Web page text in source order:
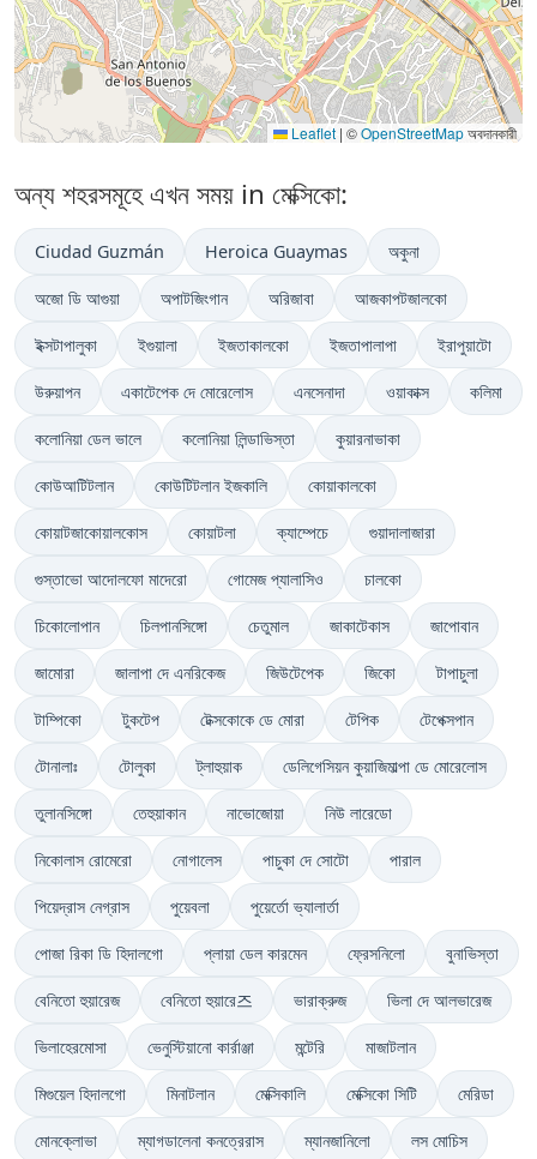
Leaflet | ©OpenStreetMapঅবদানকারী
অন্য শহরসমূহে এখন সময় in মেক্সিকো:
Ciudad Guzmán Heroica Guaymas অকুনা
অজো ডি আগুয়া অপাটজিংগান অরিজাবা আজকাপটজালকো
ইক্সটাপালুকা ইগুয়ালা ইজতাকালকো ইজতাপালাপা ইরাপুয়াটো
উরুয়াপন একাটেপেক দে মোরেলোস এনসেনাদা ওয়াকাক্স কলিমা
কলোনিয়া ডেল ভালে কলোনিয়া লিন্ডাভিস্তা কুয়ারনাভাকা
কোউআটিটলান কোউটিটলান ইজকালি কোয়াকালকো
কোয়াটজাকোয়ালকোস কোয়াটলা ক্যাম্পেচে গুয়াদালাজারা
গুস্তাভো আদোলফো মাদেরো গোমেজ প্যালাসিও চালকো
চিকোলোপান চিলপানসিঙ্গো চেতুমাল জাকাটেকাস জাপোবান
জামোরা জালাপা দে এনরিকেজ জিউটেপেক জিকো টাপাচুলা
টাম্পিকো টুকটেপ টেক্সকোকে ডে মোরা টেপিক টেপেক্সপান
টোনালাঃ টোলুকা ট্লাহুয়াক ডেলিগেসিয়ন কুয়াজিমাল্পা ডে মোরেলোস
তুলানসিঙ্গো তেহুয়াকান নাভোজোয়া নিউ লারেডো
নিকোলাস রোমেরো নোগালেস পাচুকা দে সোটো পারাল
পিয়েদ্রাস নেগ্রাস পুয়েবলা পুয়ের্তো ভ্যালার্তা
পোজা রিকা ডি হিদালগো প্লায়া ডেল কারমেন ফ্রেসনিলো বুনাভিস্তা
বেনিতো হুয়ারেজ বেনিতো হুয়ারে즈 ভারাক্রুজ ভিলা দে আলভারেজ
ভিলাহেরমোসা ভেনুস্টিয়ানো কার্রাঞ্জা মন্টেরি মাজাটলান
মিগুয়েল হিদালগো মিনাটলান মেক্সিকালি মেক্সিকো সিটি মেরিডা
মোনক্লোভা ম্যাগডালেনা কনত্রেরাস ম্যানজানিলো লস মোচিস